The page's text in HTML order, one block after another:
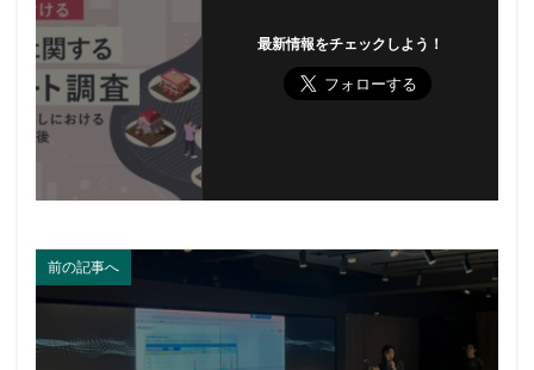
最新情報をチェックしよう！
前の記事へ